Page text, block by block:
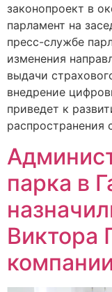
законопроект в
парламент на
пресс-службе
изменения
выдачи
внедрение
приведет к
парка в
Виктора